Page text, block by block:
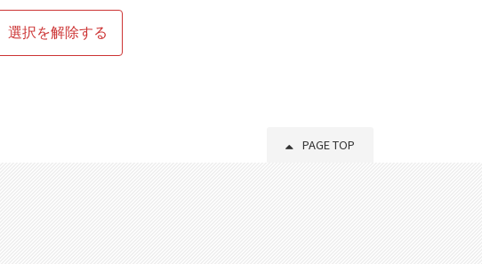
選択を解除する
PAGE TOP